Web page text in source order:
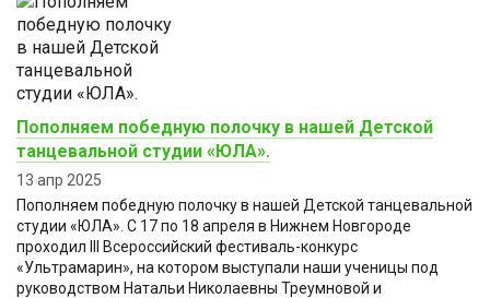
Пополняем победную полочку в нашей Детской
танцевальной студии «ЮЛА».
13 апр 2025
Пополняем победную полочку в нашей Детской танцевальной
студии «ЮЛА». С 17 по 18 апреля в Нижнем Новгороде
проходил III Всероссийский фестиваль-конкурс
«Ультрамарин», на котором выступали наши ученицы под
руководством Натальи Николаевны Треумновой и